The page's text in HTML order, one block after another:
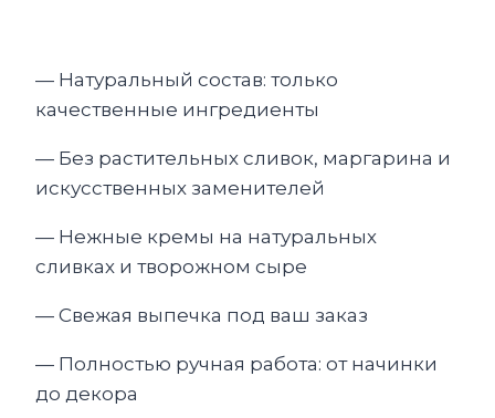
— Натуральный состав: только
качественные ингредиенты
— Без растительных сливок, маргарина и
искусственных заменителей
— Нежные кремы на натуральных
сливках и творожном сыре
— Свежая выпечка под ваш заказ
— Полностью ручная работа: от начинки
до декора